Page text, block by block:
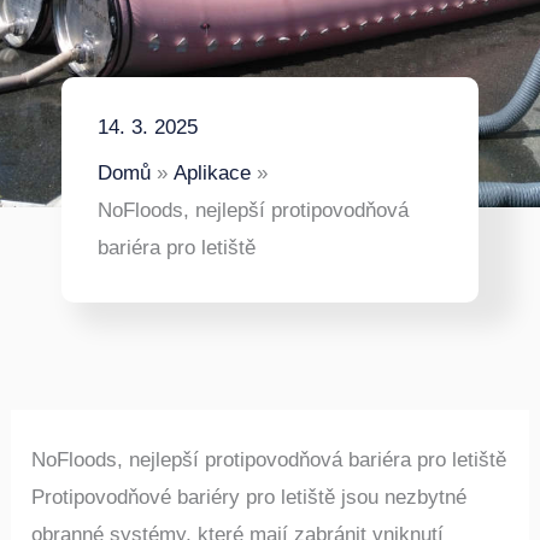
14. 3. 2025
Domů
Aplikace
NoFloods, nejlepší protipovodňová
bariéra pro letiště
NoFloods, nejlepší protipovodňová bariéra pro letiště
Protipovodňové bariéry pro letiště jsou nezbytné
obranné systémy, které mají zabránit vniknutí